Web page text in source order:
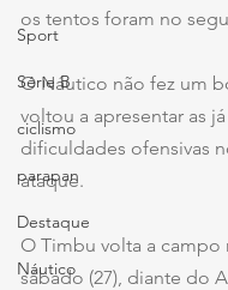
Sport
Série B
ciclismo
parapan
Destaque
Náutico
os tentos foram no
O Náutico não fez um
voltou a apresentar as
dificuldades ofensivas
ataque.
O Timbu volta a
sábado (27), diante do